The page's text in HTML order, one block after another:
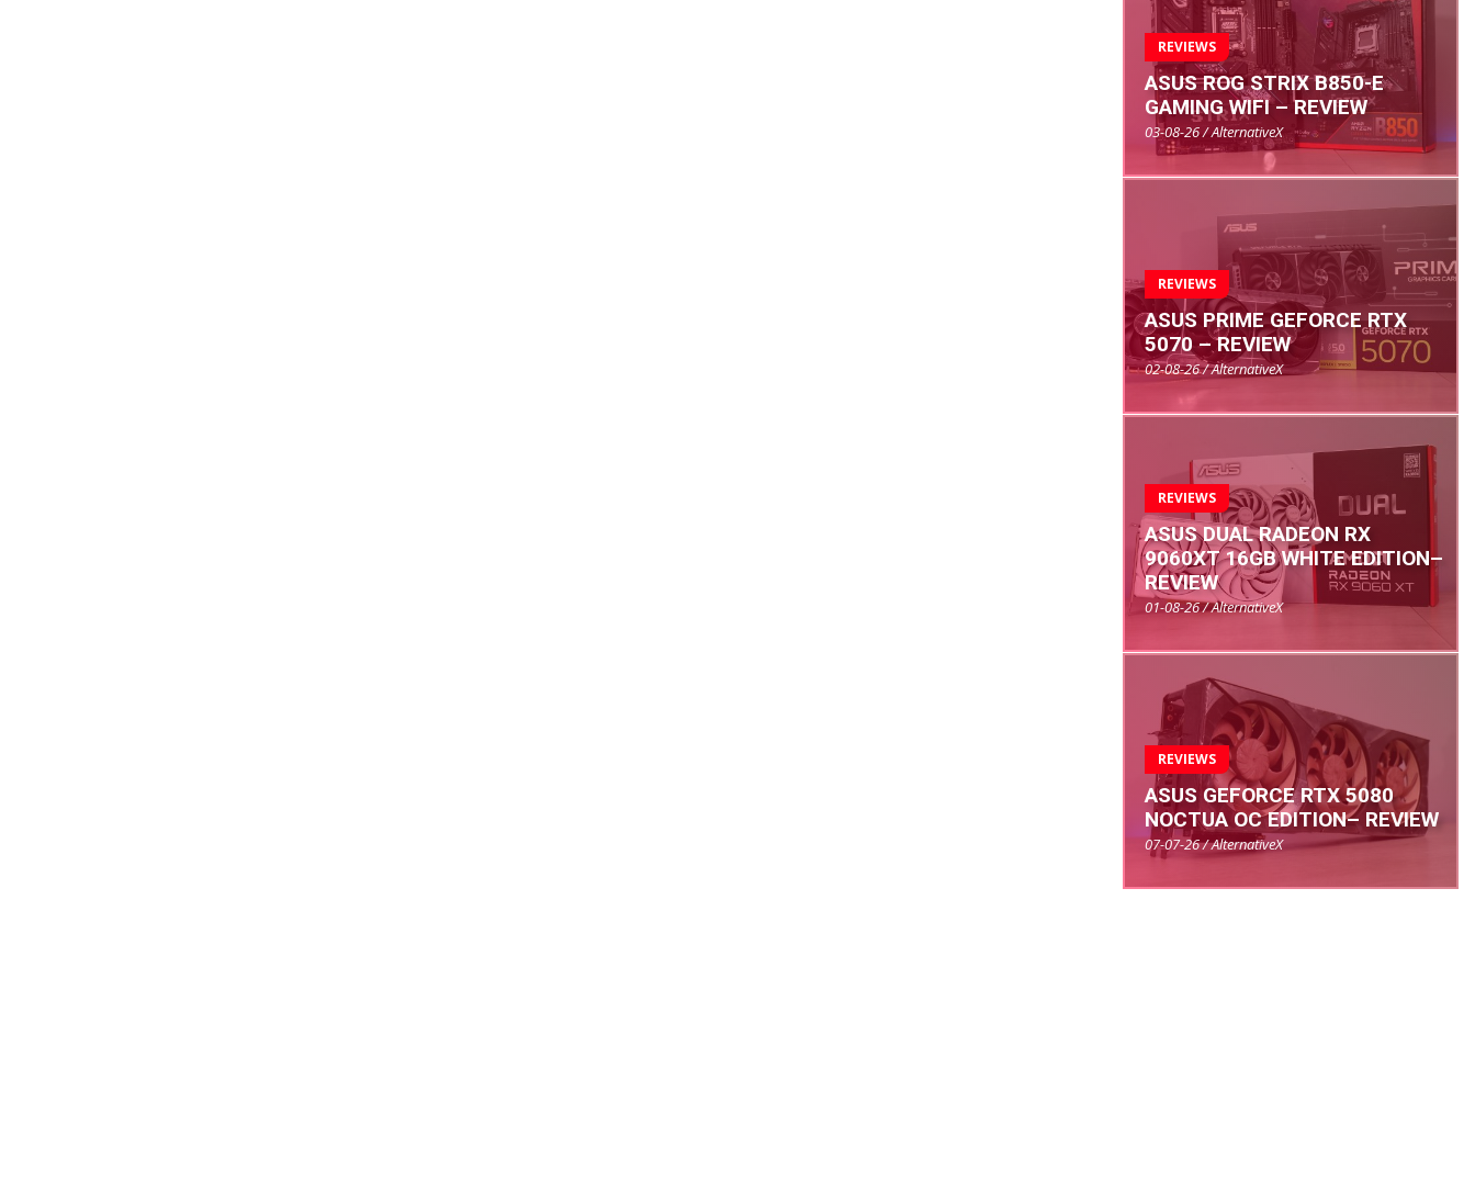
REVIEWS
ASUS ROG STRIX B850-E
GAMING WIFI – REVIEW
03-08-26 / AlternativeX
REVIEWS
ASUS PRIME GEFORCE RTX
5070 – REVIEW
02-08-26 / AlternativeX
REVIEWS
ASUS DUAL RADEON RX
9060XT 16GB WHITE EDITION–
REVIEW
01-08-26 / AlternativeX
REVIEWS
ASUS GEFORCE RTX 5080
NOCTUA OC EDITION– REVIEW
07-07-26 / AlternativeX